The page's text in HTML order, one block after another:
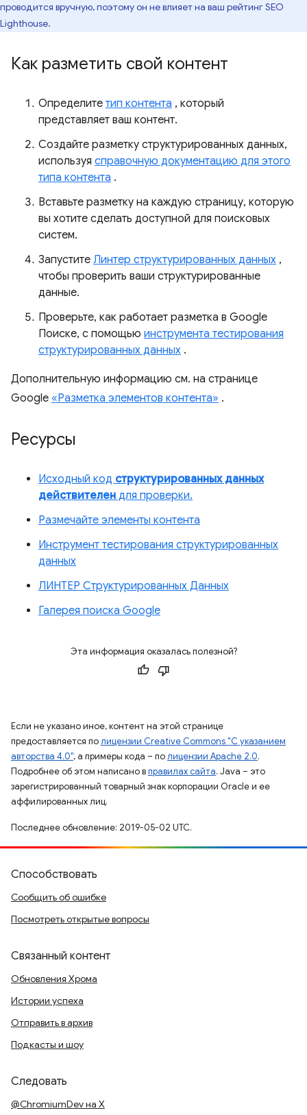
проводится вручную, поэтому он не влияет на ваш рейтинг SEO
Lighthouse.
Как разметить свой контент
Определите тип контента , который
представляет ваш контент.
Создайте разметку структурированных данных,
используя справочную документацию для этого
типа контента .
Вставьте разметку на каждую страницу, которую
вы хотите сделать доступной для поисковых
систем.
Запустите Линтер структурированных данных ,
чтобы проверить ваши структурированные
данные.
Проверьте, как работает разметка в Google
Поиске, с помощью инструмента тестирования
структурированных данных .
Дополнительную информацию см. на странице
Google «Разметка элементов контента» .
Ресурсы
Исходный код структурированных данных
действителен для проверки.
Размечайте элементы контента
Инструмент тестирования структурированных
данных
ЛИНТЕР Структурированных Данных
Галерея поиска Google
Эта информация оказалась полезной?
Если не указано иное, контент на этой странице
предоставляется полицензии Creative Commons "С указанием
авторства 4.0", а примеры кода – полицензии Apache 2.0.
Подробнее об этом написано вправилах сайта. Java – это
зарегистрированный товарный знак корпорации Oracle и ее
аффилированных лиц.
Последнее обновление: 2019-05-02 UTC.
Способствовать
Сообщить об ошибке
Посмотреть открытые вопросы
Связанный контент
Обновления Хрома
Истории успеха
Отправить в архив
Подкасты и шоу
Следовать
@ChromiumDev на X